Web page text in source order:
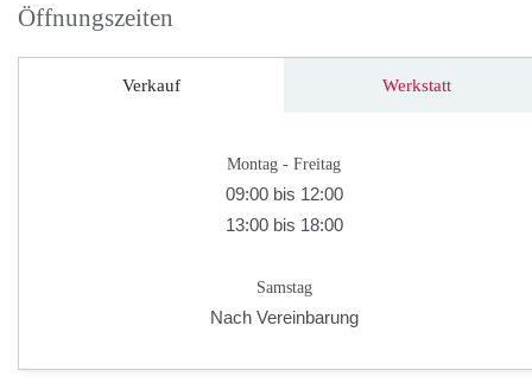
Öffnungszeiten
Verkauf Werkstatt
Montag - Freitag
09:00 bis 12:00
13:00 bis 18:00
Samstag
Nach Vereinbarung